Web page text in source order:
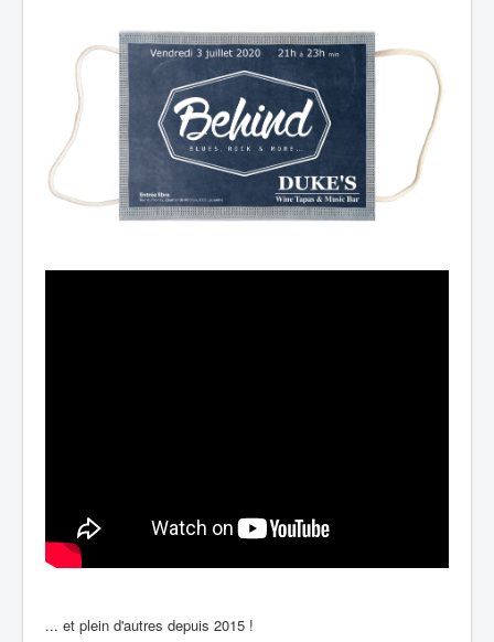
... et plein d'autres depuis 2015 !